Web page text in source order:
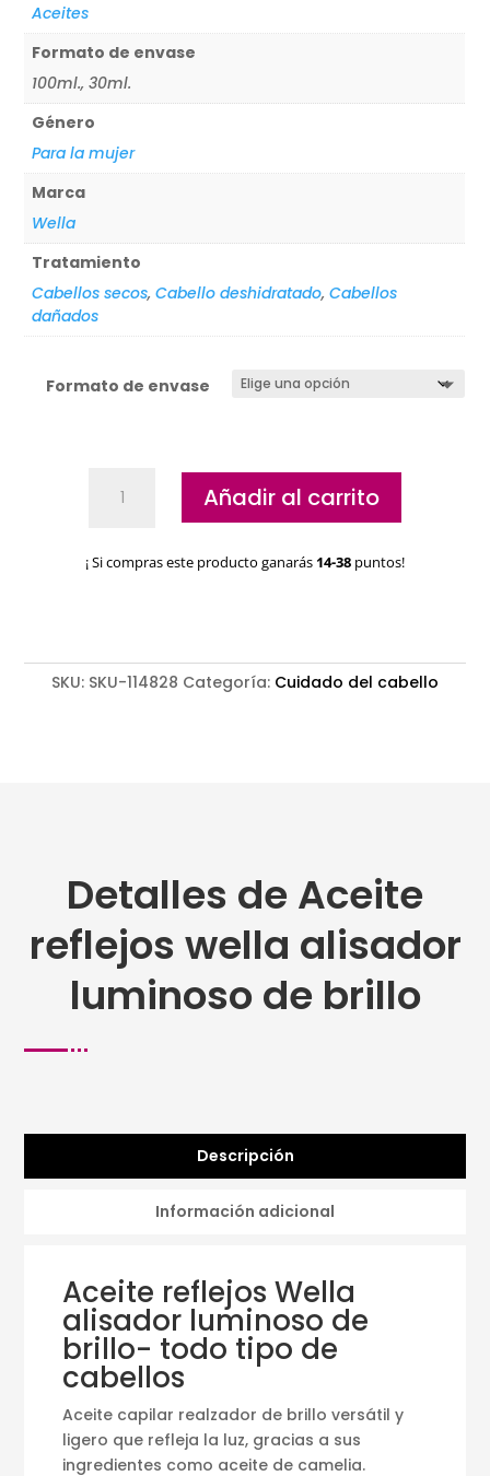
Aceites
Formato de envase
100ml., 30ml.
Género
Para la mujer
Marca
Wella
Tratamiento
Cabellos secos,Cabello deshidratado,Cabellos
dañados
Formato de envase
reflejos
alisador
Añadir al carrito
¡ Si compras este producto ganarás 14-38 puntos!
SKU: SKU-114828 Categoría: Cuidado del cabello
Detalles de Aceite
reflejos wella alisador
luminoso de brillo
Descripción
Información adicional
Aceite reflejos Wella
alisador luminoso de
brillo- todo tipo de
cabellos
Aceite capilar realzador de brillo versátil y
ligero que refleja la luz, gracias a sus
ingredientes como aceite de camelia.